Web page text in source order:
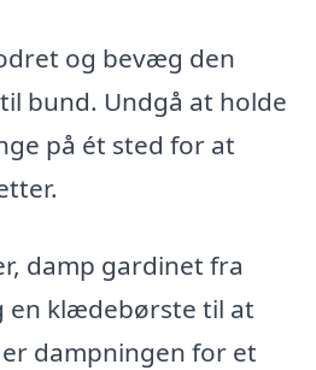
og bevæg den
bund. Undgå at holde
på ét sted for at
damp gardinet fra
en klædebørste til at
dampningen for et